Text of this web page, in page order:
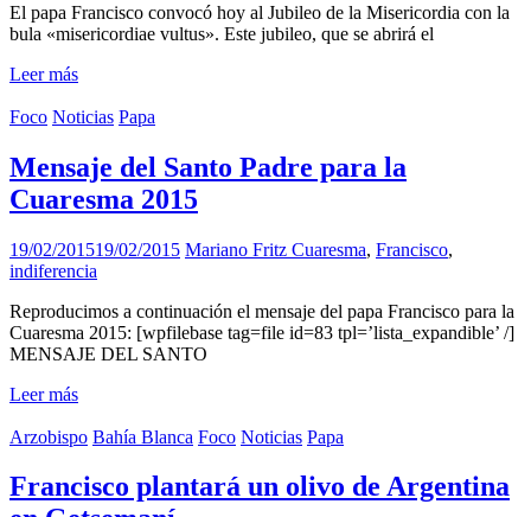
El papa Francisco convocó hoy al Jubileo de la Misericordia con la
bula «misericordiae vultus». Este jubileo, que se abrirá el
Leer más
Foco Noticias Papa
Mensaje del Santo Padre para la
Cuaresma 2015
19/02/201519/02/2015 Mariano Fritz Cuaresma, Francisco,
indiferencia
Reproducimos a continuación el mensaje del papa Francisco para la
Cuaresma 2015: [wpfilebase tag=file id=83 tpl=’lista_expandible’ /]
MENSAJE DEL SANTO
Leer más
Arzobispo Bahía Blanca Foco Noticias Papa
Francisco plantará un olivo de Argentina